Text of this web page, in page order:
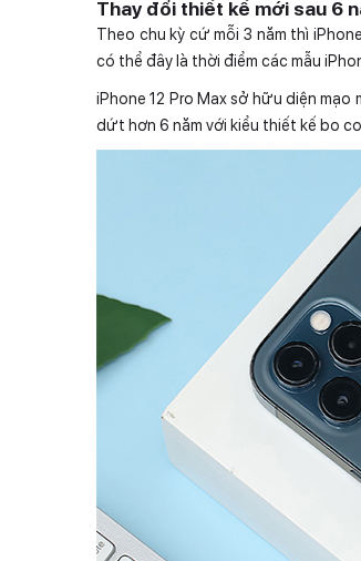
Thay đổi thiết kế mới sau 6
Theo chu kỳ cứ mỗi 3 năm thì
có thể đây là thời điểm các mẫu
iPhone 12 Pro Max sở hữu diện
dứt hơn 6 năm với kiểu thiết kế bo